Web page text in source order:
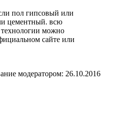
пол гипсовый или
цементный. всю
можно
сайте или
модератором: 26.10.2016